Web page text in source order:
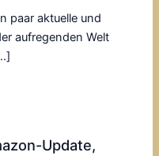
paar aktuelle und
aufregenden Welt
Update,